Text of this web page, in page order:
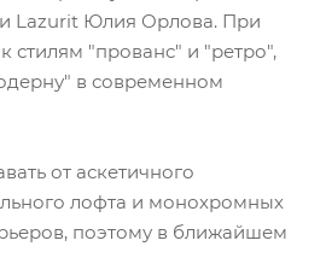
Lazurit Юлия Орлова. При
стилям "прованс" и "ретро",
в современном
от аскетичного
лофта и монохромных
поэтому в ближайшем